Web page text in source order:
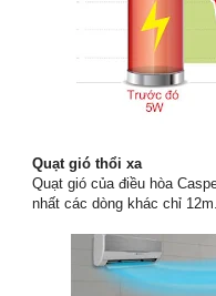
Quạt gió thổi xa
Quạt gió của điều hòa
nhất các dòng khác chỉ 12m.